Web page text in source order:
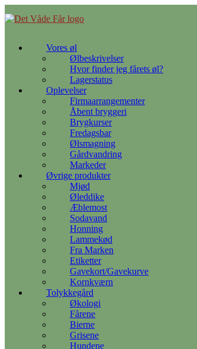
til
Vores øl
Ølbeskrivelser
Hvor finder jeg fårets øl?
Lagerstatus
Oplevelser
Firmaarrangementer
Åbent bryggeri
Brygkurser
Fredagsbar
Ølsmagning
Gårdvandring
Markeder
Øvrige produkter
Mjød
Øleddike
Æblemost
Sodavand
Honning
Lammekød
Fra Marken
Etiketter
Gavekort/Gavekurve
Kornkværn
Tolykkegård
Økologi
Fårene
Bierne
Grisene
Hundene